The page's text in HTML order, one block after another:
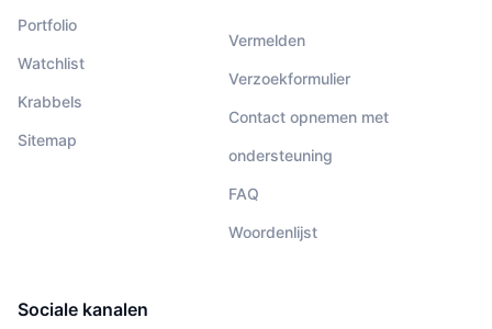
Portfolio
Watchlist
Krabbels
Sitemap
Vermelden
Verzoekformulier
Contact opnemen met
ondersteuning
FAQ
Woordenlijst
Sociale kanalen